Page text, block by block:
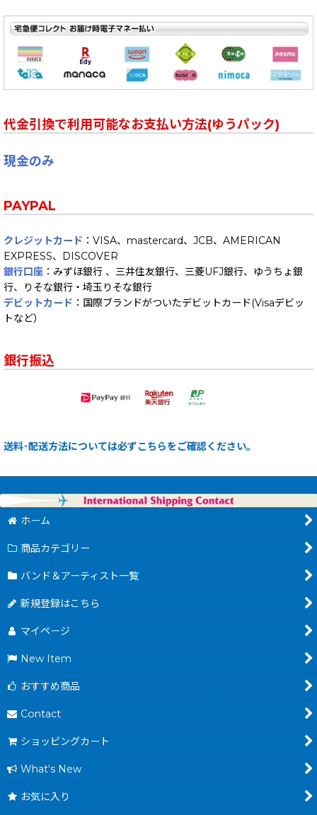
代金引換で利用可能なお支払い方法(ゆうパック)
現金のみ
PAYPAL
クレジットカード ：VISA、mastercard、JCB、AMERICAN
EXPRESS、DISCOVER
銀行口座 ：みずほ銀行 、三井住友銀行、三菱UFJ銀行、ゆうちょ銀
行、りそな銀行・埼玉りそな銀行
デビットカード ：国際ブランドがついたデビットカード(Visaデビッ
トなど）
銀行振込
送料･配送方法については必ずこちらをご確認ください。
ホーム
商品カテゴリー
バンド＆アーティスト一覧
新規登録はこちら
マイページ
New Item
おすすめ商品
Contact
ショッピングカート
What's New
お気に入り